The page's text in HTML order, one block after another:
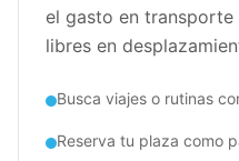
el gasto en
libres en
Busca viajes o rutinas
Reserva tu plaza como